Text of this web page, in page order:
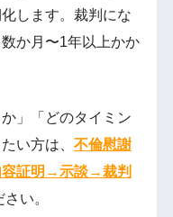
します。裁判にな
か月〜1年以上かか
」「どのタイミン
い方は、 不倫慰謝
容証明→示談→裁判
い。